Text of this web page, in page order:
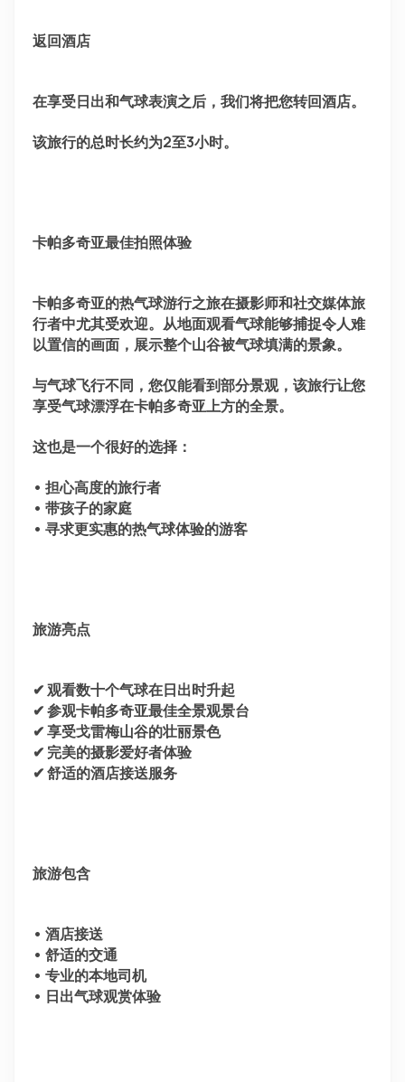
返回酒店
在享受日出和气球表演之后，我们将把您转回酒店。
该旅行的总时长约为2至3小时。
卡帕多奇亚最佳拍照体验
卡帕多奇亚的热气球游行之旅在摄影师和社交媒体旅
行者中尤其受欢迎。从地面观看气球能够捕捉令人难
以置信的画面，展示整个山谷被气球填满的景象。
与气球飞行不同，您仅能看到部分景观，该旅行让您
享受气球漂浮在卡帕多奇亚上方的全景。
这也是一个很好的选择：
• 担心高度的旅行者
• 带孩子的家庭
• 寻求更实惠的热气球体验的游客
旅游亮点
✔ 观看数十个气球在日出时升起
✔ 参观卡帕多奇亚最佳全景观景台
✔ 享受戈雷梅山谷的壮丽景色
✔ 完美的摄影爱好者体验
✔ 舒适的酒店接送服务
旅游包含
• 酒店接送
• 舒适的交通
• 专业的本地司机
• 日出气球观赏体验